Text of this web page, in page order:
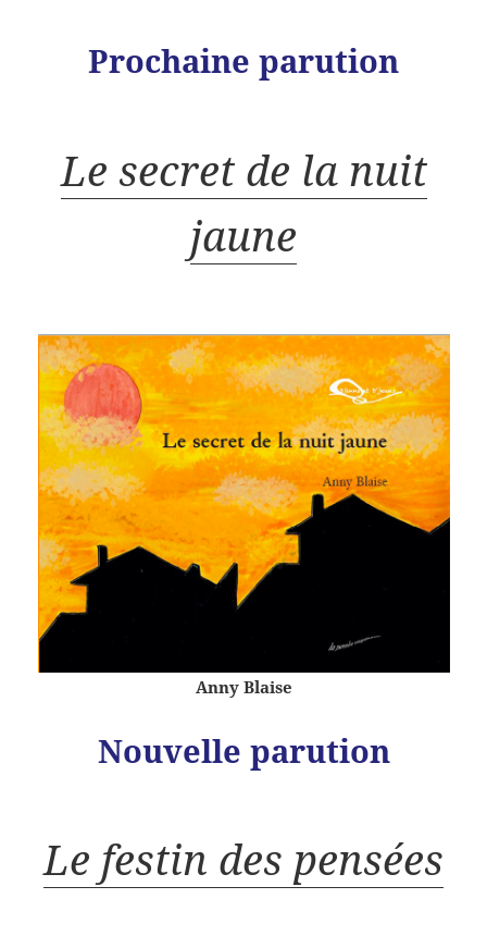
Prochaine parution
Le secret de la nuit
jaune
Anny Blaise
Nouvelle parution
Le festin des pensées